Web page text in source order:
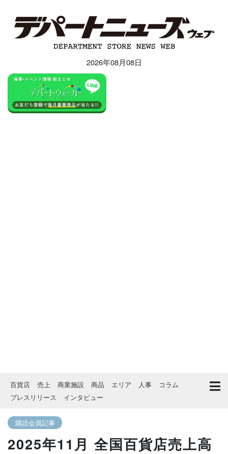
2026年08月08日
百貨店 売上 商業施設 商品 エリア 人事
コラム
プレスリリース
インタビュー
購読会員記事
2025年11月 全国百貨店売上高